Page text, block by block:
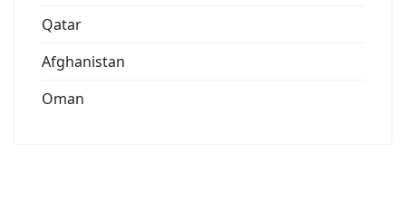
Qatar
Afghanistan
Oman